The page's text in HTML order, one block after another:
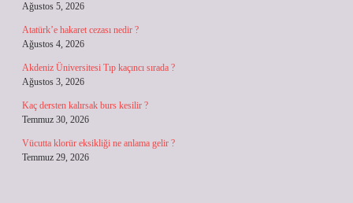
Ağustos 5, 2026
Atatürk’e hakaret cezası nedir ?
Ağustos 4, 2026
Akdeniz Üniversitesi Tıp kaçıncı sırada ?
Ağustos 3, 2026
Kaç dersten kalırsak burs kesilir ?
Temmuz 30, 2026
Vücutta klorür eksikliği ne anlama gelir ?
Temmuz 29, 2026